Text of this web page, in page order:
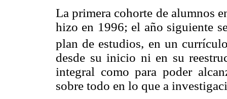
La primera cohorte de alumnos
hizo en 1996; el año siguiente
plan de estudios, en un
desde su inicio ni en su
integral como para poder
sobre todo en lo que a